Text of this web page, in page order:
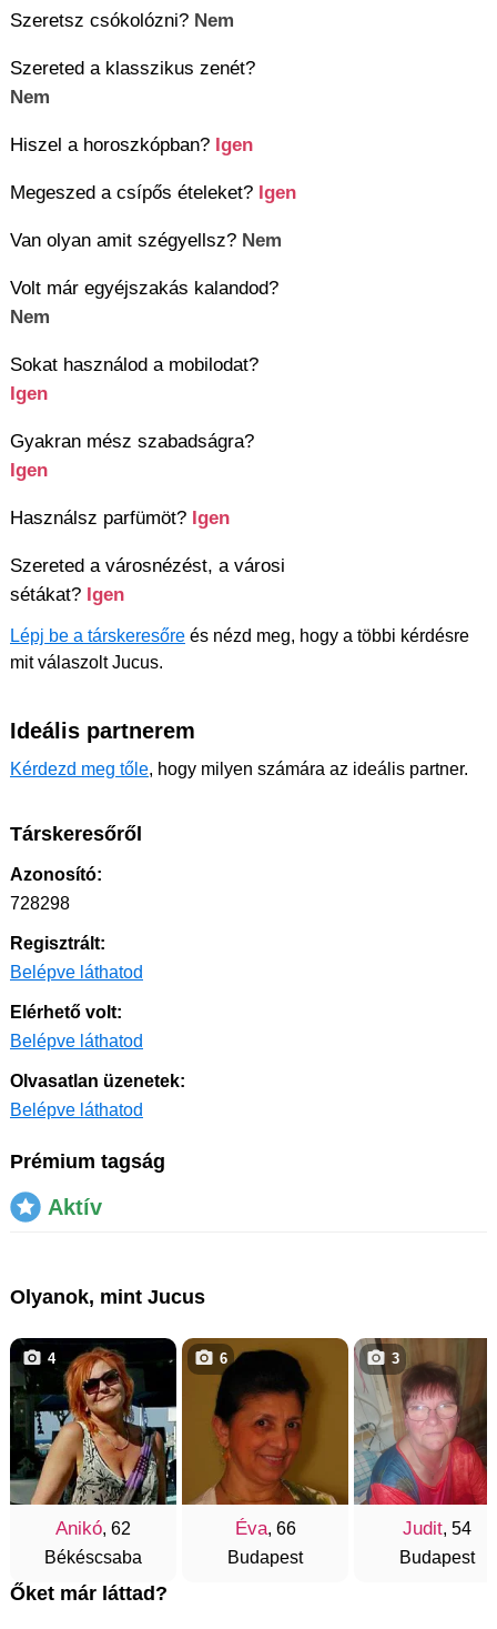
Szeretsz csókolózni? Nem
Szereted a klasszikus zenét?
Nem
Hiszel a horoszkópban? Igen
Megeszed a csípős ételeket? Igen
Van olyan amit szégyellsz? Nem
Volt már egyéjszakás kalandod?
Nem
Sokat használod a mobilodat?
Igen
Gyakran mész szabadságra?
Igen
Használsz parfümöt? Igen
Szereted a városnézést, a városi
sétákat? Igen
Lépj be a társkeresőre és nézd meg, hogy a többi kérdésre
mit válaszolt Jucus.
Ideális partnerem
Kérdezd meg tőle, hogy milyen számára az ideális partner.
Társkeresőről
Azonosító:
728298
Regisztrált:
Belépve láthatod
Elérhető volt:
Belépve láthatod
Olvasatlan üzenetek:
Belépve láthatod
Prémium tagság
Aktív
Olyanok, mint Jucus
Anikó, 62
Békéscsaba
4
Éva, 66
Budapest
6
Judit, 54
Budapest
3
Őket már láttad?